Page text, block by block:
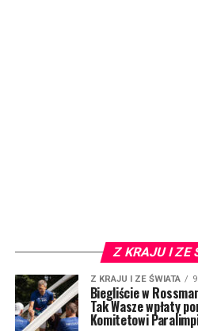
Z KRAJU I ZE
Z KRAJU I ZE ŚWIATA
Biegliście w
Tak Wasze wpłaty
Komitetowi